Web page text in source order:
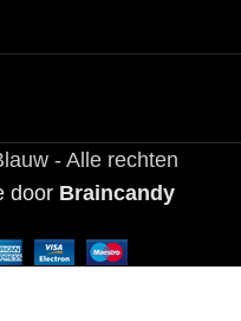
- Alle rechten
door Braincandy